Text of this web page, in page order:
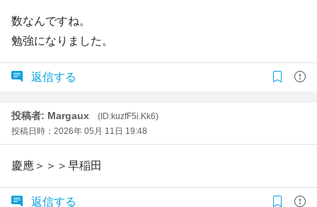
数なんですね。
勉強になりました。
返信する
投稿者: Margaux
(ID:kuzfF5i.Kk6)
投稿日時：2026年 05月 11日 19:48
慶應＞＞＞早稲田
返信する